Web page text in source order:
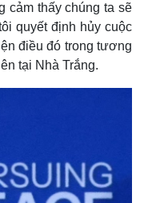
cảm thấy chúng ta sẽ
quyết định hủy cuộc
điều đó trong tương
tại Nhà Trắng.